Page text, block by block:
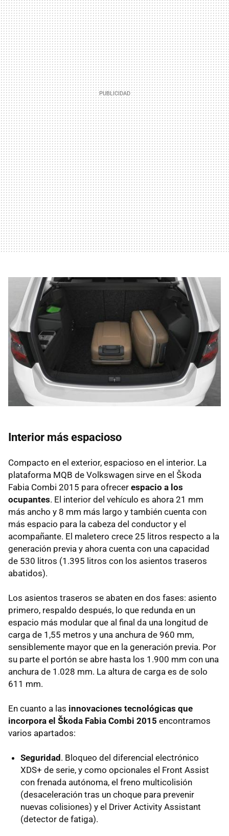
Interior más espacioso
Compacto en el exterior, espacioso en el interior. La
plataforma MQB de Volkswagen sirve en el Škoda
Fabia Combi 2015 para ofrecer espacio a los
ocupantes. El interior del vehículo es ahora 21 mm
más ancho y 8 mm más largo y también cuenta con
más espacio para la cabeza del conductor y el
acompañante. El maletero crece 25 litros respecto a la
generación previa y ahora cuenta con una capacidad
de 530 litros (1.395 litros con los asientos traseros
abatidos).
Los asientos traseros se abaten en dos fases: asiento
primero, respaldo después, lo que redunda en un
espacio más modular que al final da una longitud de
carga de 1,55 metros y una anchura de 960 mm,
sensiblemente mayor que en la generación previa. Por
su parte el portón se abre hasta los 1.900 mm con una
anchura de 1.028 mm. La altura de carga es de solo
611 mm.
En cuanto a las innovaciones tecnológicas que
incorpora el Škoda Fabia Combi 2015 encontramos
varios apartados:
Seguridad. Bloqueo del diferencial electrónico
XDS+ de serie, y como opcionales el Front Assist
con frenada autónoma, el freno multicolisión
(desaceleración tras un choque para prevenir
nuevas colisiones) y el Driver Activity Assistant
(detector de fatiga).